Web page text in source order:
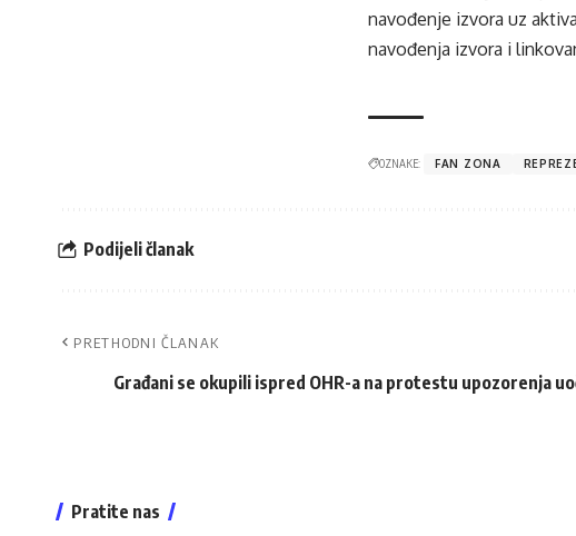
navođenje izvora uz
navođenja izvora i
OZNAKE: FAN ZONA
Podijeli članak
PRETHODNI ČLANAK
Građani se okupili ispred OHR-a na protestu upozorenja
Pratite nas